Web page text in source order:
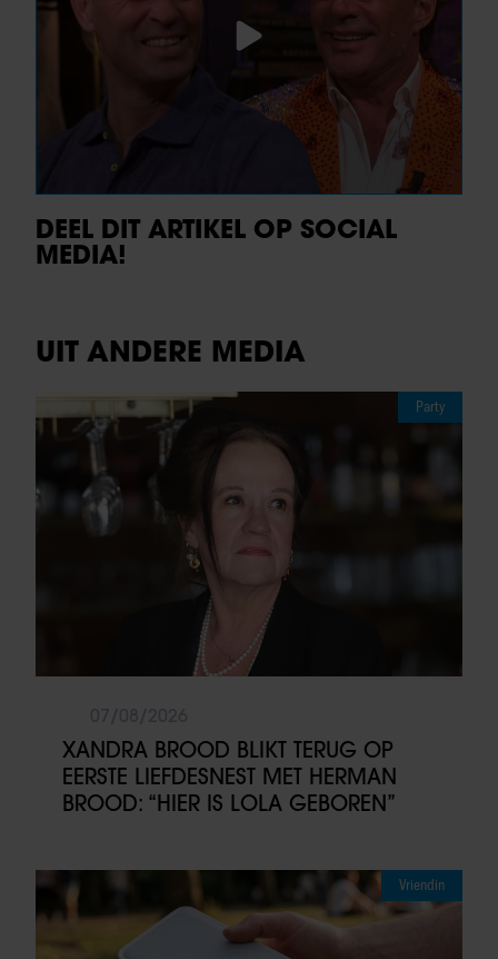
DEEL DIT ARTIKEL OP SOCIAL
MEDIA!
UIT ANDERE MEDIA
Party
XANDRA BROOD BLIKT TERUG OP
EERSTE LIEFDESNEST MET HERMAN
BROOD: “HIER IS LOLA GEBOREN”
Vriendin